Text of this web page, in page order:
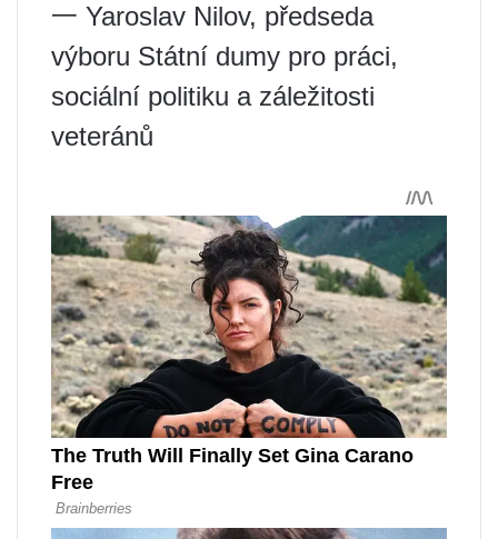
一 Yaroslav Nilov, předseda
výboru Státní dumy pro práci,
sociální politiku a záležitosti
veteránů